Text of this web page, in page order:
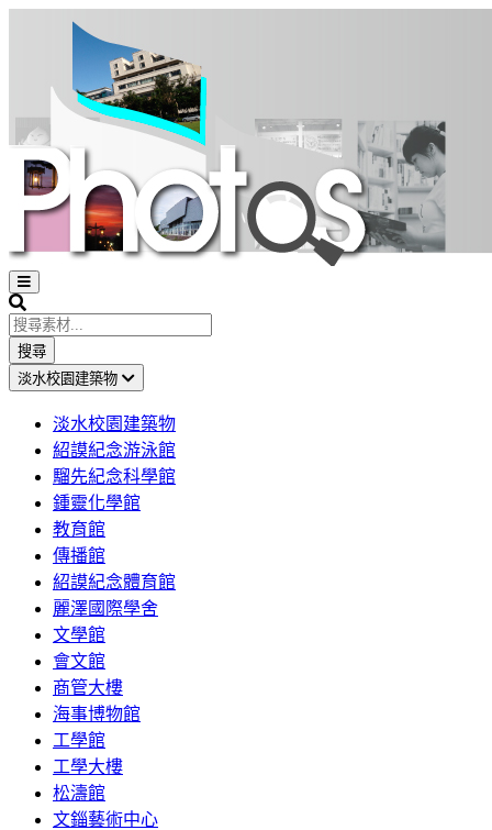
Open
sidebar
Search
搜尋
淡水校園建築物
淡水校園建築物
紹謨紀念游泳館
騮先紀念科學館
鍾靈化學館
教育館
傳播館
紹謨紀念體育館
麗澤國際學舍
文學館
會文館
商管大樓
海事博物館
工學館
工學大樓
松濤館
文錙藝術中心